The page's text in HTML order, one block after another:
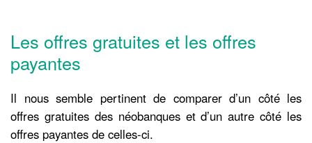
Les offres gratuites et les offres
payantes
Il nous semble pertinent de comparer d’un côté les
offres gratuites des néobanques et d’un autre côté les
offres payantes de celles-ci.